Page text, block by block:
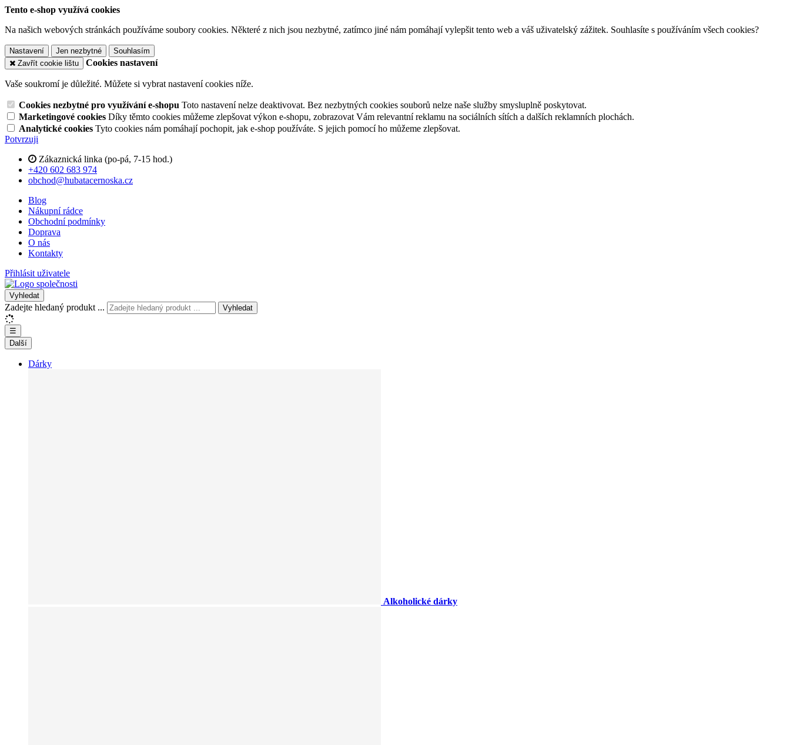
Tento e-shop využívá cookies
Na našich webových stránkách používáme soubory cookies. Některé z nich jsou nezbytné, zatímco jiné nám pomáhají vylepšit tento web a váš uživatelský zážitek. Souhlasíte s používáním všech cookies?
Nastavení Jen nezbytné
Souhlasím
Zavřít cookie lištu
Cookies nastavení
Vaše soukromí je důležité. Můžete si vybrat nastavení cookies níže.
Cookies nezbytné pro využívání e-shopu Toto nastavení nelze deaktivovat. Bez nezbytných cookies souborů nelze naše služby smysluplně poskytovat.
Marketingové cookies Díky těmto cookies můžeme zlepšovat výkon e-shopu, zobrazovat Vám relevantní reklamu na sociálních sítích a dalších reklamních plochách.
Analytické cookies Tyto cookies nám pomáhají pochopit, jak e-shop používáte. S jejich pomocí ho můžeme zlepšovat.
Potvrzuji
Zákaznická linka (po-pá, 7-15 hod.)
+420 602 683 974
obchod@hubatacernoska.cz
Blog
Nákupní rádce
Obchodní podmínky
Doprava
O nás
Kontakty
Přihlásit uživatele
Vyhledat
Zadejte hledaný produkt ... Vyhledat
☰
Další
Dárky
Alkoholické dárky